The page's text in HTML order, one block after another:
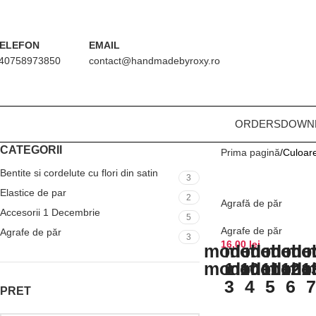
EMAIL
contact@handmadebyroxy.ro
ORDERS
CATEGORII
Bentite si cordelute cu flori din satin 3
Elastice de par 2
Accesorii 1 Decembrie 5
Agrafe de păr 3
PRET
Prima pagină
NOU
Agrafă de păr
Agrafe de păr
16,00 lei
model
1
model
10
model
11
model
12
model
3
model
4
model
5
model
6
7